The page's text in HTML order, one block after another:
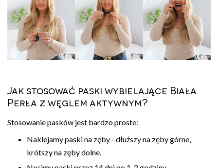
Jak stosować paski wybielające Biała
Perła z węglem aktywnym?
Stosowanie pasków jest bardzo proste:
Naklejamy paski na zęby - dłuższy na zęby górne,
krótszy na zęby dolne.